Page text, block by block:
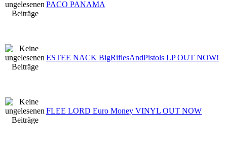
PACO PANAMA
ESTEE NACK BigRiflesAndPistols LP OUT NOW!
FLEE LORD Euro Money VINYL OUT NOW